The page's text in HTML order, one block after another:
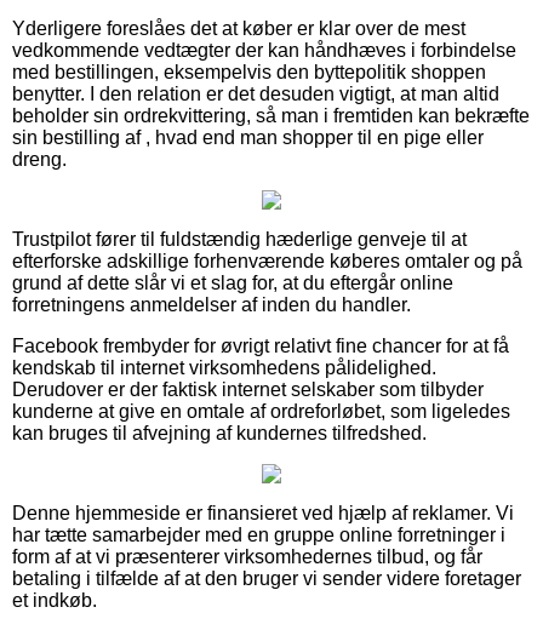
Yderligere foreslåes det at køber er klar over de mest
vedkommende vedtægter der kan håndhæves i forbindelse
med bestillingen, eksempelvis den byttepolitik shoppen
benytter. I den relation er det desuden vigtigt, at man altid
beholder sin ordrekvittering, så man i fremtiden kan bekræfte
sin bestilling af , hvad end man shopper til en pige eller
dreng.
Trustpilot fører til fuldstændig hæderlige genveje til at
efterforske adskillige forhenværende køberes omtaler og på
grund af dette slår vi et slag for, at du eftergår online
forretningens anmeldelser af inden du handler.
Facebook frembyder for øvrigt relativt fine chancer for at få
kendskab til internet virksomhedens pålidelighed.
Derudover er der faktisk internet selskaber som tilbyder
kunderne at give en omtale af ordreforløbet, som ligeledes
kan bruges til afvejning af kundernes tilfredshed.
Denne hjemmeside er finansieret ved hjælp af reklamer. Vi
har tætte samarbejder med en gruppe online forretninger i
form af at vi præsenterer virksomhedernes tilbud, og får
betaling i tilfælde af at den bruger vi sender videre foretager
et indkøb.